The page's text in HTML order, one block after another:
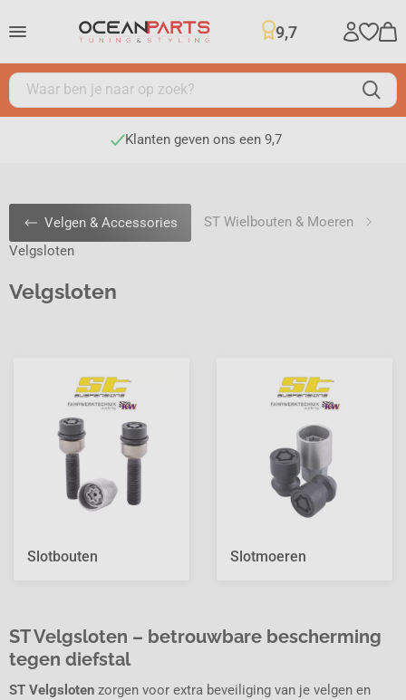
9,7
Klanten geven ons een 9,7
Velgen & Accessories
ST Wielbouten & Moeren
Velgsloten
Velgsloten
Slotbouten Slotmoeren
ST Velgsloten – betrouwbare bescherming
tegen diefstal
ST Velgsloten zorgen voor extra beveiliging van je velgen en